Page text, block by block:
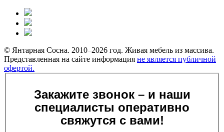
© Янтарная Сосна. 2010–2026 год. Живая мебель из массива.
Представленная на сайте информация не является публичной
офертой.
Закажите звонок – и наши
специалисты оперативно
свяжутся с вами!